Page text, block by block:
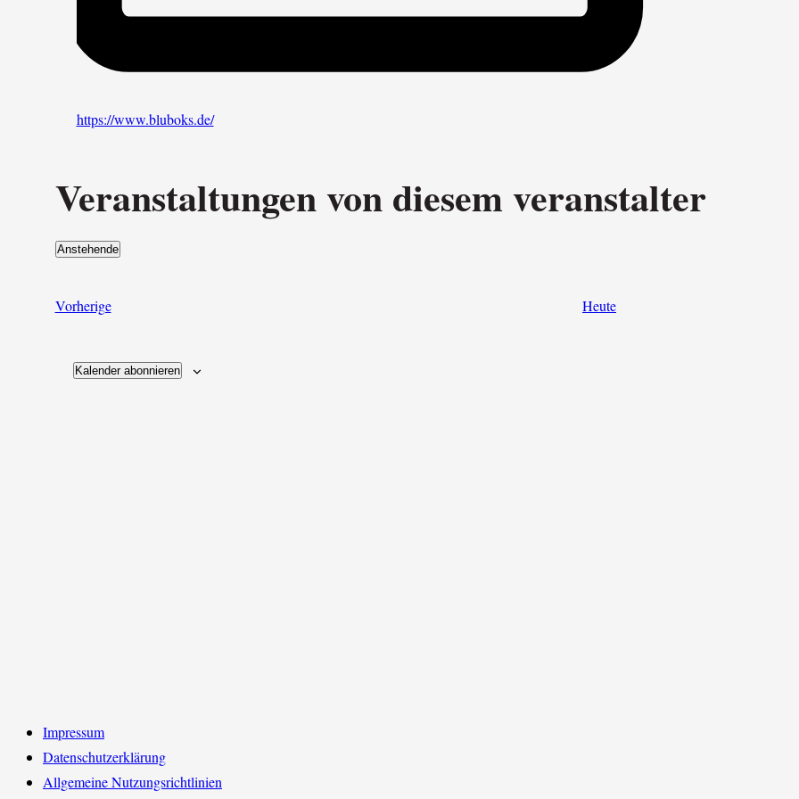
Webseite
https://www.bluboks.de/
Veranstaltungen von diesem veranstalter
Anstehende
VorherigeVeranstaltungen Heute
Kalender abonnieren
Impressum
Datenschutzerklärung
Allgemeine Nutzungsrichtlinien